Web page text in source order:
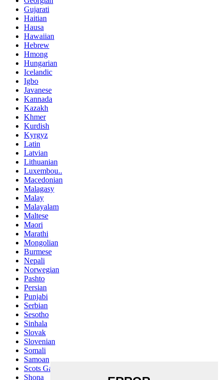
Gujarati
Haitian
Hausa
Hawaiian
Hebrew
Hmong
Hungarian
Icelandic
Igbo
Javanese
Kannada
Kazakh
Khmer
Kurdish
Kyrgyz
Latin
Latvian
Lithuanian
Luxembou..
Macedonian
Malagasy
Malay
Malayalam
Maltese
Maori
Marathi
Mongolian
Burmese
Nepali
Norwegian
Pashto
Persian
Punjabi
Serbian
Sesotho
Sinhala
Slovak
Slovenian
Somali
Samoan
Scots Gaelic
Shona